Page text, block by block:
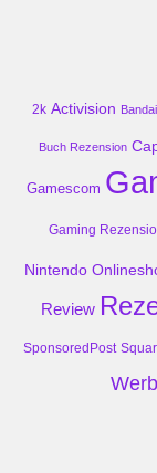
2k Activision
Buch Rezension
Gamescom
Gaming
Nintendo
Review
SponsoredPost